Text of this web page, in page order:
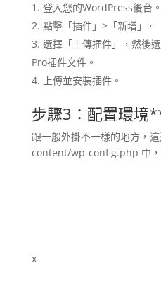
登入您的WordPress後台。
點擊「插件」>「新增」。
選擇「上傳插件」，然後
Pro插件文件。
上傳並安裝插件。
步驟3： 配置環境
跟一般外掛不一樣的地方，
content/wp-config.php 中，
x